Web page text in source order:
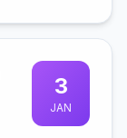
3
JAN